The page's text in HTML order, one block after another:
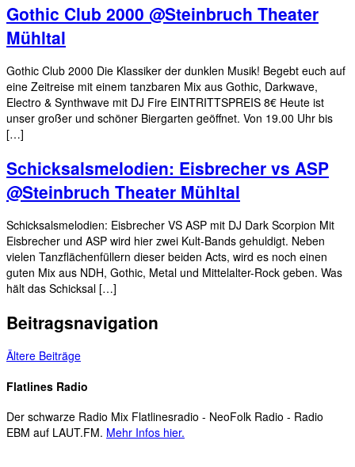
Gothic Club 2000 @Steinbruch Theater
Mühltal
Gothic Club 2000 Die Klassiker der dunklen Musik! Begebt euch auf
eine Zeitreise mit einem tanzbaren Mix aus Gothic, Darkwave,
Electro & Synthwave mit DJ Fire EINTRITTSPREIS 8€ Heute ist
unser großer und schöner Biergarten geöffnet. Von 19.00 Uhr bis
[…]
Schicksalsmelodien: Eisbrecher vs ASP
@Steinbruch Theater Mühltal
Schicksalsmelodien: Eisbrecher VS ASP mit DJ Dark Scorpion Mit
Eisbrecher und ASP wird hier zwei Kult-Bands gehuldigt. Neben
vielen Tanzflächenfüllern dieser beiden Acts, wird es noch einen
guten Mix aus NDH, Gothic, Metal und Mittelalter-Rock geben. Was
hält das Schicksal […]
Beitragsnavigation
Ältere Beiträge
Flatlines Radio
Der schwarze Radio Mix Flatlinesradio - NeoFolk Radio - Radio
EBM auf LAUT.FM. Mehr Infos hier.